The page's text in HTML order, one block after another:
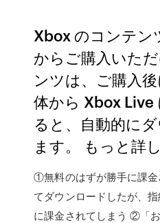
Xbox のコンテン
からご購入いた
ンツは、ご購入
体から Xbox Live
ると、自動的に
ます。 もっと詳
①無料のはずが勝手に課
てダウンロードしたが、
に課金されてしまう ②「